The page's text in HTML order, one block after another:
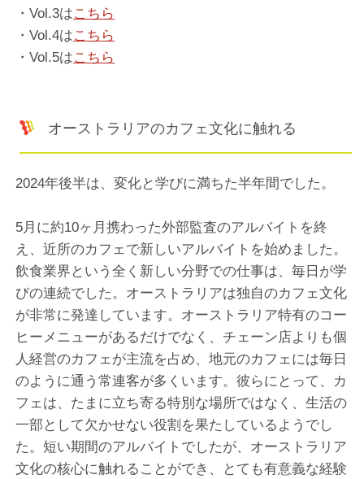
・Vol.3はこちら
・Vol.4はこちら
・Vol.5はこちら
オーストラリアのカフェ文化に触れる
2024年後半は、変化と学びに満ちた半年間でした。
5月に約10ヶ月携わった外部監査のアルバイトを終
え、近所のカフェで新しいアルバイトを始めました。
飲食業界という全く新しい分野での仕事は、毎日が学
びの連続でした。オーストラリアは独自のカフェ文化
が非常に発達しています。オーストラリア特有のコー
ヒーメニューがあるだけでなく、チェーン店よりも個
人経営のカフェが主流を占め、地元のカフェには毎日
のように通う常連客が多くいます。彼らにとって、カ
フェは、たまに立ち寄る特別な場所ではなく、生活の
一部として欠かせない役割を果たしているようでし
た。短い期間のアルバイトでしたが、オーストラリア
文化の核心に触れることができ、とても有意義な経験